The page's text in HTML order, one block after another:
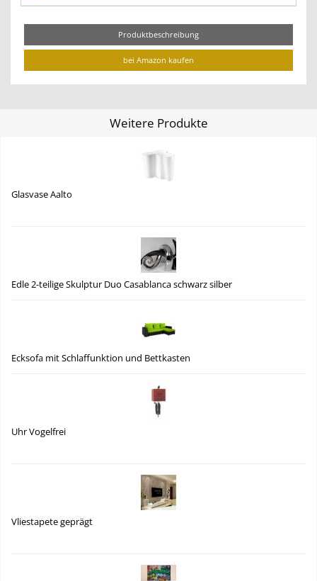
Produktbeschreibung
bei Amazon kaufen
Weitere Produkte
Glasvase Aalto
Edle 2-teilige Skulptur Duo Casablanca schwarz silber
Ecksofa mit Schlaffunktion und Bettkasten
Uhr Vogelfrei
Vliestapete geprägt